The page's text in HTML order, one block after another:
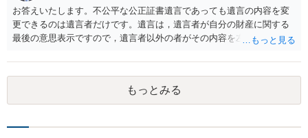
お答えいたします。不公平な公正証書遺言であっても遺言の内容を変
更できるのは遺言者だけです。遺言は，遺言者が自分の財産に関する
最後の意思表示ですので，遺言者以外の者がその内容を左右させるこ
とはできないのです。
もっとみる